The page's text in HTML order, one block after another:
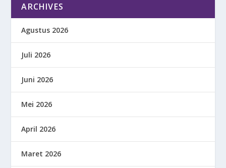
ARCHIVES
Agustus 2026
Juli 2026
Juni 2026
Mei 2026
April 2026
Maret 2026